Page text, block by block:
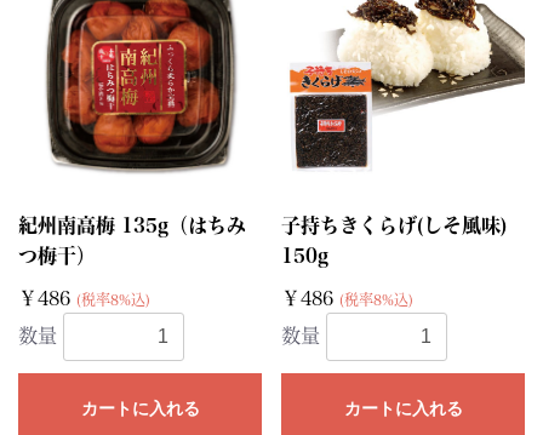
紀州南高梅 135g（はちみ
つ梅干）
￥486 (税率8%込)
数量
カートに入れる
子持ちきくらげ(しそ風味)
150g
￥486 (税率8%込)
数量
カートに入れる